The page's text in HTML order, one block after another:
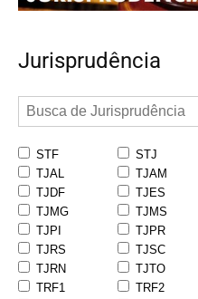
Jurisprudência
STF STJ
TJAL
TJAM
TJDF
TJES
TJMG
TJMS
TJPI
TJPR
TJRS
TJSC
TJRN
TJTO
TRF1
TRF2